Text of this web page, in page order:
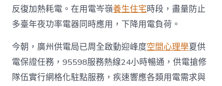
反復加熱耗電。在用電岑嶺養生住宅時段，盡量防止
多臺年夜功率電器同時應用，下降用電負荷。
今朝，廣州供電局已周全啟動迎峰度空間心理學夏供
電保證任務，95598服務熱線24小時暢通，供電搶修
隊伍實行網格化駐點服務，疾速響應各類用電需求與